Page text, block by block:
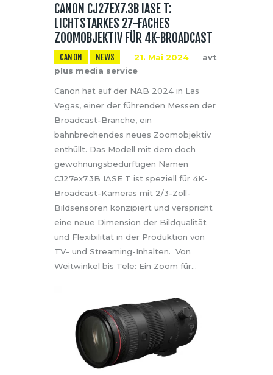
CANON CJ27EX7.3B IASE T:
LICHTSTARKES 27-FACHES
ZOOMOBJEKTIV FÜR 4K-BROADCAST
CANON NEWS 21. Mai 2024
avt
plus media service
Canon hat auf der NAB 2024 in Las
Vegas, einer der führenden Messen der
Broadcast-Branche, ein
bahnbrechendes neues Zoomobjektiv
enthüllt. Das Modell mit dem doch
gewöhnungsbedürftigen Namen
CJ27ex7.3B IASE T ist speziell für 4K-
Broadcast-Kameras mit 2/3-Zoll-
Bildsensoren konzipiert und verspricht
eine neue Dimension der Bildqualität
und Flexibilität in der Produktion von
TV- und Streaming-Inhalten. Von
Weitwinkel bis Tele: Ein Zoom für…